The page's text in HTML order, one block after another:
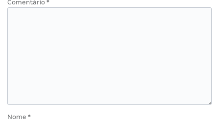
Comentário *
Nome *